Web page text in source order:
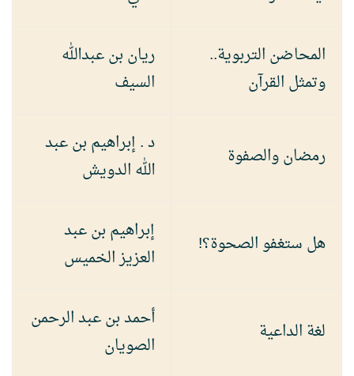
المحاضن التربوية..
وتمثل القرآن
ريان بن عبدالله
السيف
رمضان والصفوة
د . إبراهيم بن عبد
الله الدويش
هل ستغفو الصحوة؟!
إبراهيم بن عبد
العزيز الخميس
لغة الداعية
أحمد بن عبد الرحمن
الصويان